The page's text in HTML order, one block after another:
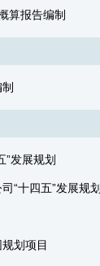
算报告编制
”发展规划
“十四五”发展规划
划项目